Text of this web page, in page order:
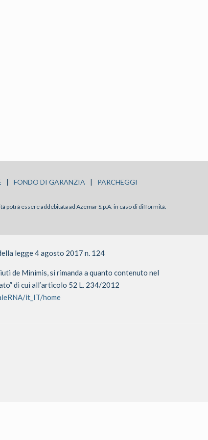
| FONDO DI GARANZIA |
PARCHEGGI
potrà essere addebitata ad Azemar S.p.A. in caso di difformità.
legge 4 agosto 2017 n. 124
de Minimis, si rimanda a quanto contenuto nel
di cui all’articolo 52 L. 234/2012
it_IT/home